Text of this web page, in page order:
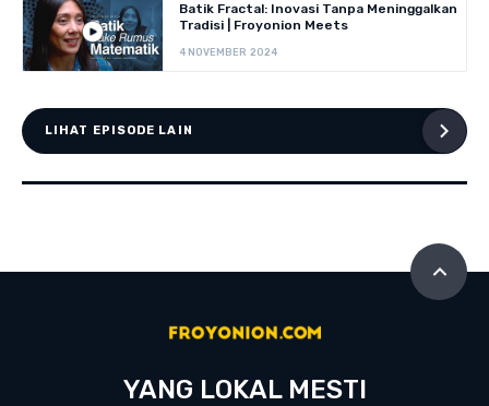
Batik Fractal: Inovasi Tanpa Meninggalkan
Tradisi | Froyonion Meets
4 NOVEMBER 2024
LIHAT EPISODE LAIN
YANG LOKAL MESTI